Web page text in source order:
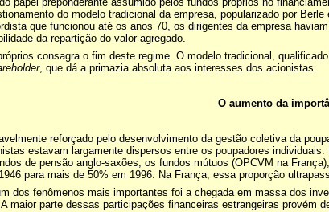
do modelo tradicional da empresa, popularizado por
que funcionou até os anos 70, os dirigentes da empresa
da repartição do valor agregado.
consagra o fim deste regime. O modelo tradicional,
, que dá a primazia absoluta aos interesses dos acionistas.
O aumento da
reforçado pelo desenvolvimento da gestão coletiva da
estavam largamente dispersos entre os poupadores
de pensão anglo-saxões, os fundos mútuos (OPCVM na
para mais de 50% em 1996. Na França, essa proporção
dos fenômenos mais importantes foi a chegada em massa dos
maior parte dessas participações financeiras estrangeiras provém